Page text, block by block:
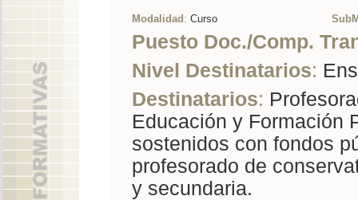
Modalidad : Curso
Puesto Doc./Comp.
Nivel Destinatarios:
Destinatarios:
Educación y Formación
sostenidos con fondos
profesorado de
y secundaria.